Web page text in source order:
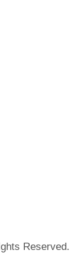
Reserved.